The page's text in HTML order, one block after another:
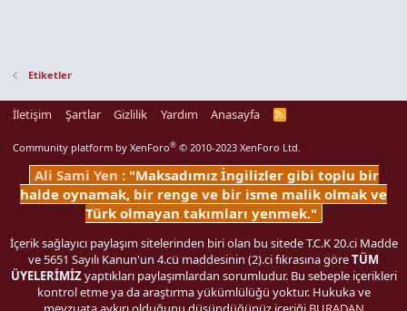
Etiketler
İletişim Şartlar Gizlilik Yardım Anasayfa
R
Community platform by XenForo® © 2010-2023 XenForo Ltd.
Ali Sami Yen : "Maksadımız İngilizler gibi toplu bir
halde oynamak, bir renge ve bir isme malik olmak ve
Türk olmayan takımları yenmek."
İçerik sağlayıcı paylaşım sitelerinden biri olan bu sitede T.C.K 20.ci Madde
ve 5651 Sayılı Kanun'un 4.cü maddesinin (2).ci fıkrasına göreTÜM
ÜYELERİMİZyaptıkları paylaşımlardan sorumludur. Bu sebeple içerikleri
kontrol etme ya da araştırma yükümlülüğü yoktur. Hukuka ve